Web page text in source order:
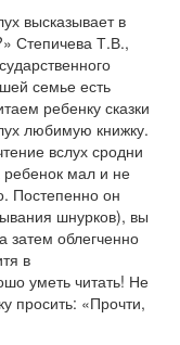
высказывает в
Степичева Т.В.,
семье есть
ребенку сказки
любимую книжку.
вслух сродни
ребенок мал и не
Постепенно он
шнурков), вы
затем облегченно
в
уметь читать! Не
просить: «Прочти,